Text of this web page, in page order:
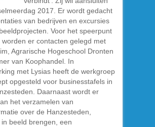
2017. Er wordt gedacht
van bedrijven en excursies
Voor het speerpunt
worden er contacten gelegd met
Agrarische Hogeschool Dronten
van Koophandel. In
met Lysias heeft de werkgroep
opgesteld voor businesstafels in
Daarnaast wordt er
het verzamelen van
over de Hanzesteden,
beeld brengen, een